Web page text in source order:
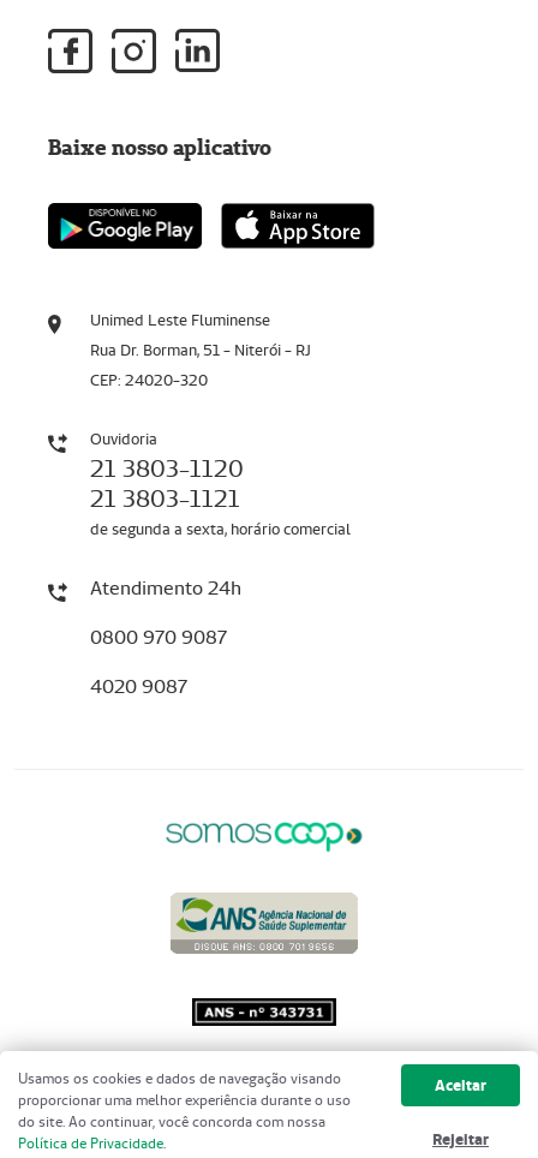
Unimed Leste Fluminense
Rua Dr. Borman, 51 - Niterói - RJ
CEP: 24020-320
Ouvidoria
21 3803-1120
21 3803-1121
de segunda a sexta, horário comercial
Atendimento 24h
0800 970 9087
4020 9087
Baixe nosso aplicativo
Copyright 2001 - 2026 Unimed do
Brasil - Todos os direitos reservados
Usamos os cookies e dados de navegação visando
proporcionar uma melhor experiência durante o uso
do site. Ao continuar, você concorda com nossa
Política de Privacidade.
Aceitar
Rejeitar